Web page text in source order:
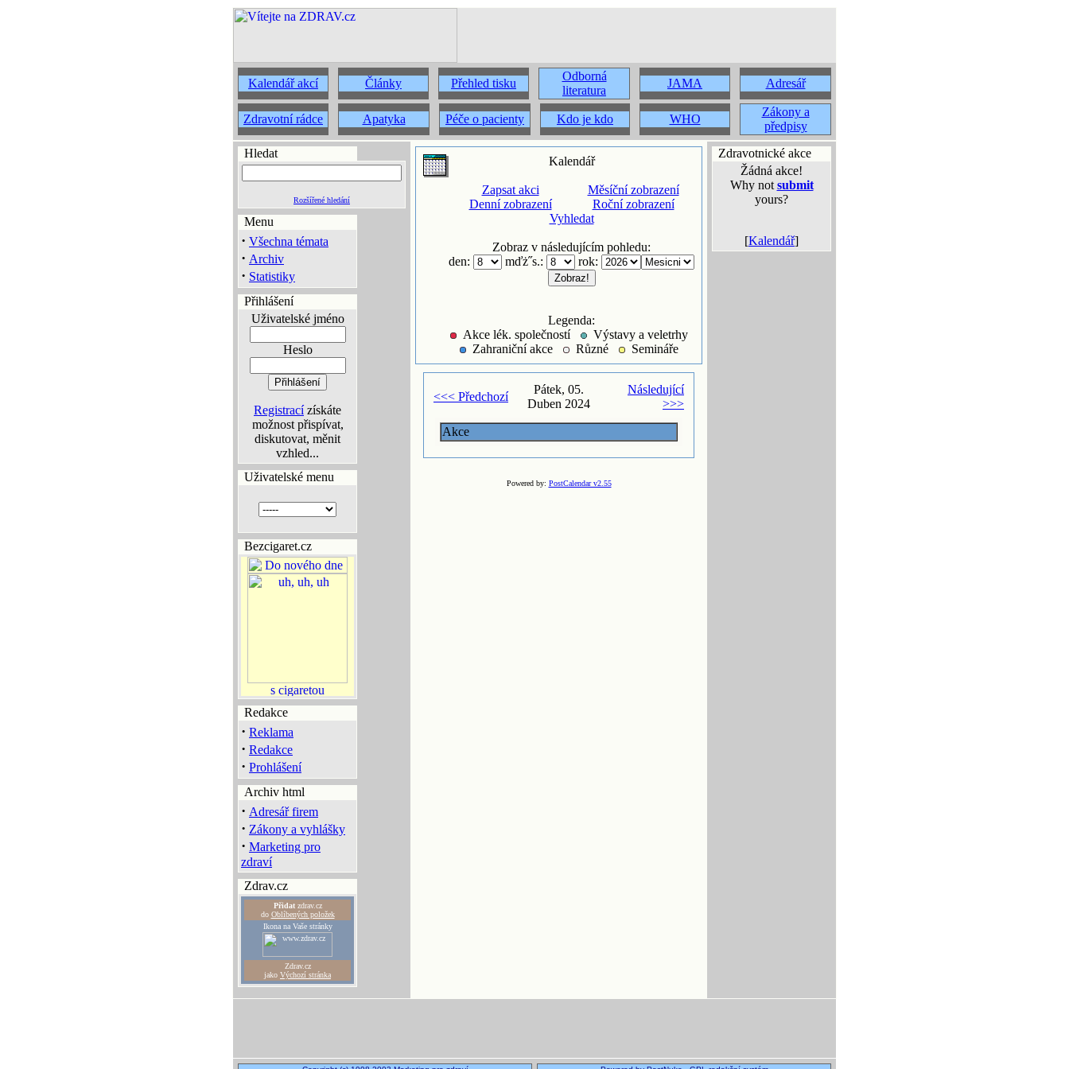
Kalendář akcí Články Přehled tisku
Odborná
literatura
JAMA Adresář
Zdravotní rádce Apatyka Péče o pacienty Kdo je kdo WHO
Zákony a
předpisy
Hledat
Rozšířené hledání
Menu
· Všechna témata
· Archiv
· Statistiky
Přihlášení
Uživatelské jméno
Heslo
Registracízískáte
možnost přispívat,
diskutovat, měnit
vzhled...
Uživatelské menu
Bezcigaret.cz
Redakce
· Reklama
· Redakce
· Prohlášení
Archiv html
· Adresář firem
· Zákony a vyhlášky
· Marketing pro
zdraví
Zdrav.cz
Přidatzdrav.cz
do Oblíbených položek
Ikona na Vaše stránky
Zdrav.cz
jako Výchozí stránka
Kalendář
Zapsat akci
Denní zobrazení
Měsíční zobrazení
Roční zobrazení
Vyhledat
Zobraz v následujícím pohledu:
den:
mďż˝s.: rok:
Legenda:
Akce lék. společností
Výstavy a veletrhy
Zahraniční akce
Různé Semináře
<<< Předchozí
Pátek, 05.
Duben 2024
Následující
>>>
Akce
Powered by: PostCalendar v2.55
Zdravotnické akce
Žádná akce!
Why not submit
yours?
[Kalendář]